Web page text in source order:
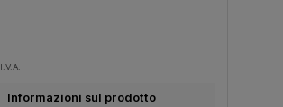
Informazioni sul prodotto